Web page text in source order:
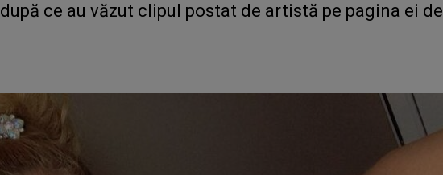
după ce au văzut clipul postat de artistă pe pagina ei